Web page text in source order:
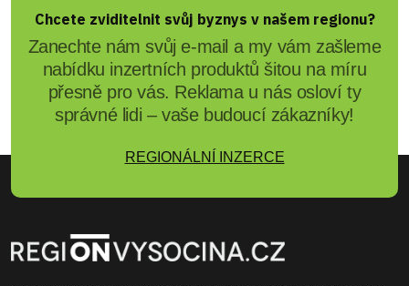
Chcete zviditelnit svůj byznys v našem regionu?
Zanechte nám svůj e-mail a my vám zašleme
nabídku inzertních produktů šitou na míru
přesně pro vás. Reklama u nás osloví ty
správné lidi – vaše budoucí zákazníky!
REGIONÁLNÍ INZERCE